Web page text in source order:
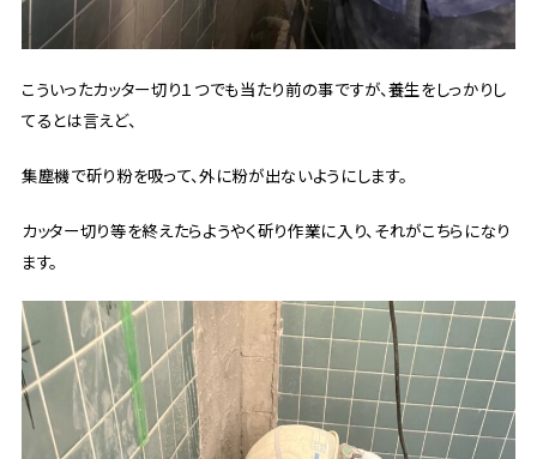
こういったカッター切り１つでも当たり前の事ですが、養生をしっかりし
てるとは言えど、
集塵機で斫り粉を吸って、外に粉が出ないようにします。
カッター切り等を終えたらようやく斫り作業に入り、それがこちらになり
ます。